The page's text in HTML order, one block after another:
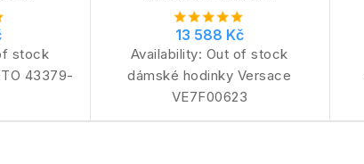
stock
43379-
13 588 Kč
Availability: Out of stock
dámské hodinky Versace
VE7F00623